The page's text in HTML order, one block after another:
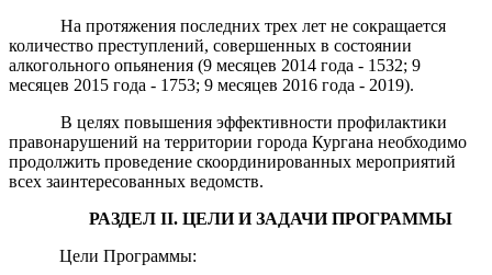
На протяжения последних трех лет не сокращается
количество преступлений, совершенных в состоянии
алкогольного опьянения (9 месяцев 2014 года - 1532; 9
месяцев 2015 года - 1753; 9 месяцев 2016 года - 2019).
В целях повышения эффективности профилактики
правонарушений на территории города Кургана необходимо
продолжить проведение скоординированных мероприятий
всех заинтересованных ведомств.
РАЗДЕЛII. ЦЕЛИ И ЗАДАЧИ ПРОГРАММЫ
Цели Программы: